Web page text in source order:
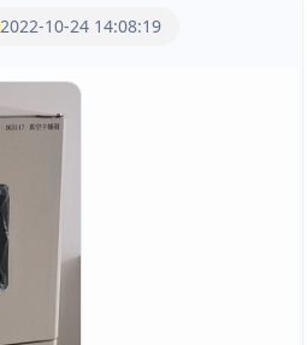
2022-10-24 14:08:19